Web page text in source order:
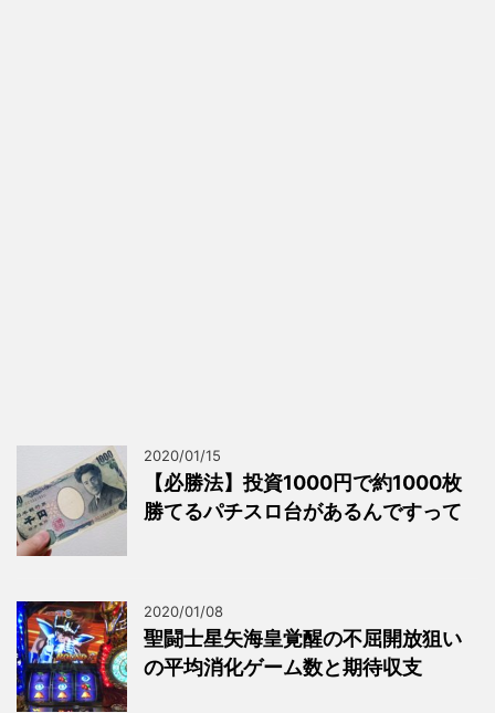
2020/01/15
【必勝法】投資1000円で約1000枚
勝てるパチスロ台があるんですって
2020/01/08
聖闘士星矢海皇覚醒の不屈開放狙い
の平均消化ゲーム数と期待収支